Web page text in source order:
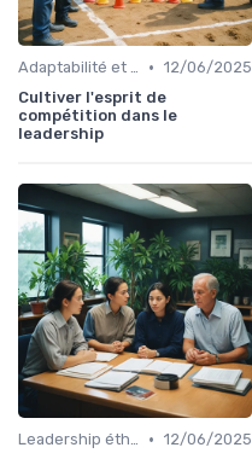
Adaptabilité et résilience • 12/06/2025
Cultiver l'esprit de
compétition dans le
leadership
Leadership éthique • 12/06/2025